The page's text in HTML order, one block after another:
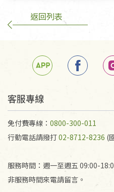
返回列表
客服專線
免付費專線： 0800-300-011
行動電話請撥打02-8712-8236 (
服務時間：週一至週五 09:00-
非服務時間來電請留言。